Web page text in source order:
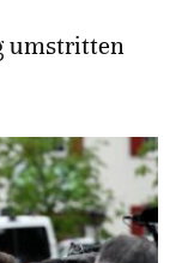
umstritten